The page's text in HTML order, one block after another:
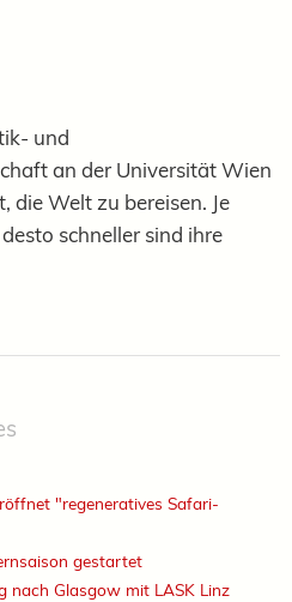
und
an der Universität Wien
die Welt zu bereisen. Je
schneller sind ihre
"regeneratives Safari-
gestartet
nach Glasgow mit LASK Linz